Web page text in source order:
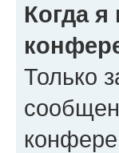
Когда
Только